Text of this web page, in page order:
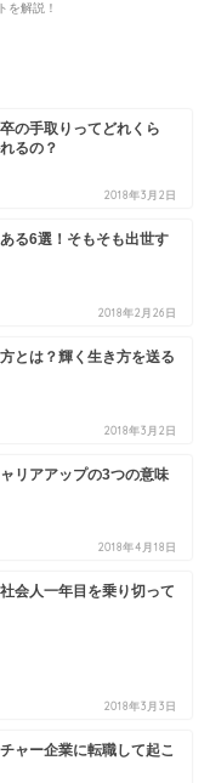
を解説！
の手取りってどれくら
るの？
2018年3月2日
る6選！そもそも出世す
2018年2月26日
とは？輝く生き方を送る
2018年3月2日
リアアップの3つの意味
2018年4月18日
会人一年目を乗り切って
2018年3月3日
ャー企業に転職して起こ